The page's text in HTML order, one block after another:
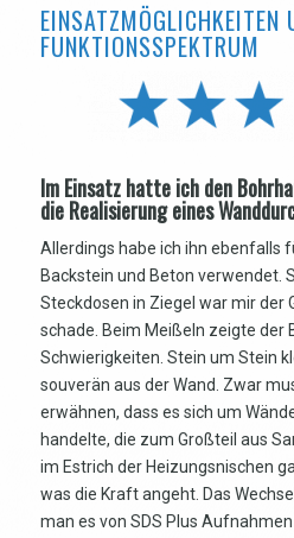
EINSATZMÖGLICHKEITEN
FUNKTIONSSPEKTRUM
Im Einsatz hatte ich den
die Realisierung eines
Allerdings habe ich ihn ebenfalls
Backstein und Beton verwendet.
Steckdosen in Ziegel war mir der
schade. Beim Meißeln zeigte der
Schwierigkeiten. Stein um Stein
souverän aus der Wand. Zwar
erwähnen, dass es sich um
handelte, die zum Großteil aus
im Estrich der Heizungsnischen
was die Kraft angeht. Das
man es von SDS Plus